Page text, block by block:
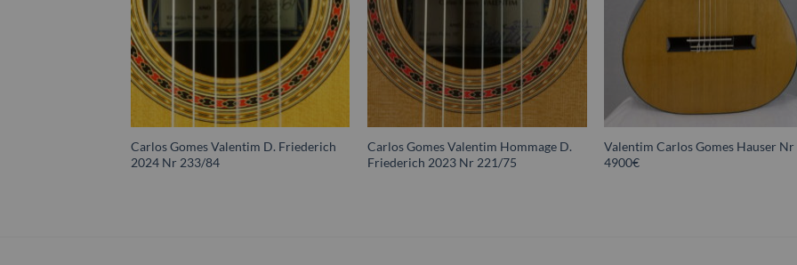
Carlos Gomes Valentim D. Friederich
2024 Nr 233/84
Carlos Gomes Valentim Hommage D.
Friederich 2023 Nr 221/75
Valentim Carlos Gomes Hauser
4900€